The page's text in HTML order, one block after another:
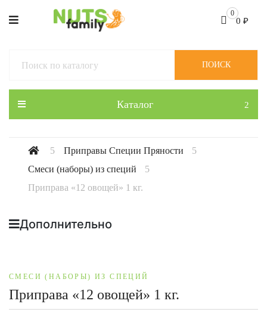
0
0 ₽
Каталог
ПОИСК
Приправы Специи Пряности
Смеси (наборы) из специй
Приправа «12 овощей» 1 кг.
Дополнительно
СМЕСИ (НАБОРЫ) ИЗ СПЕЦИЙ
Приправа «12 овощей» 1 кг.